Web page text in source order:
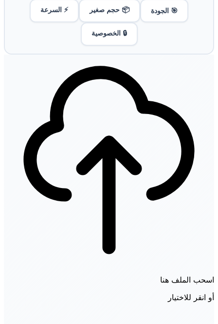
🎯 الجودة 📦 حجم صغير ⚡ السرعة
🔒 الخصوصية
اسحب الملف هنا
أو انقر للاختيار